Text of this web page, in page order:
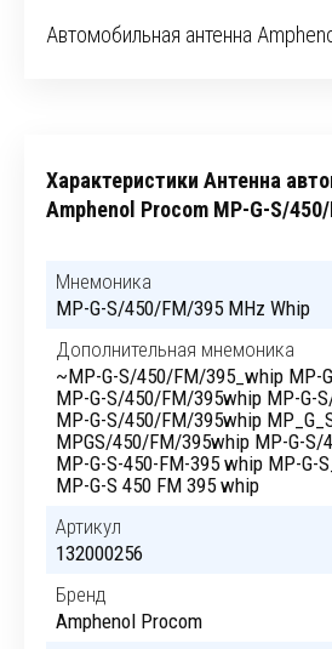
Автомобильная антенна
Характеристики Антенна
Amphenol Procom MP-G-S/
Мнемоника
MP-G-S/450/FM/395 MHz Whip
Дополнительная мнемоника
~MP-G-S/450/FM/395_whip MP-
MP-G-S/450/FM/395whip MP-G-
MP-G-S/450/FM/395whip
MPGS/450/FM/395whip MP-G-
MP-G-S-450-FM-395 whip MP-G-
MP-G-S 450 FM 395 whip
Артикул
132000256
Бренд
Amphenol Procom